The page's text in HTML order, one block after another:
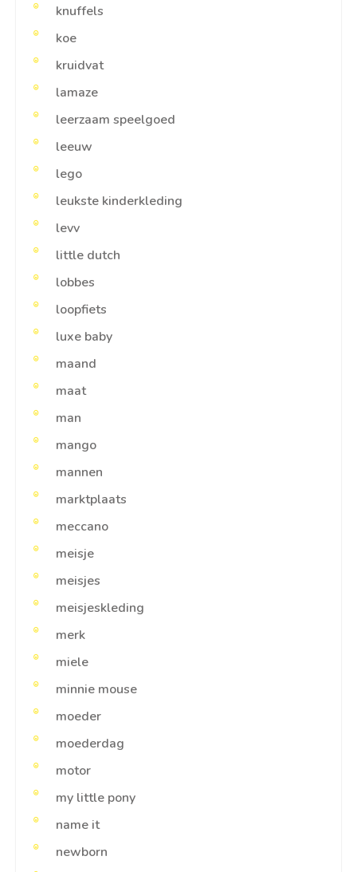
knuffels
koe
kruidvat
lamaze
leerzaam speelgoed
leeuw
lego
leukste kinderkleding
levv
little dutch
lobbes
loopfiets
luxe baby
maand
maat
man
mango
mannen
marktplaats
meccano
meisje
meisjes
meisjeskleding
merk
miele
minnie mouse
moeder
moederdag
motor
my little pony
name it
newborn